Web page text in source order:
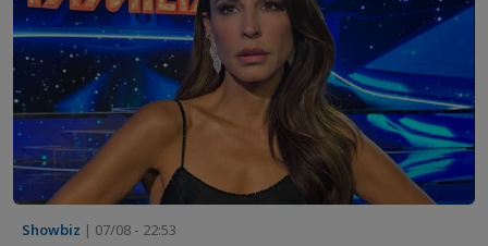
Showbiz | 07/08 - 22:53